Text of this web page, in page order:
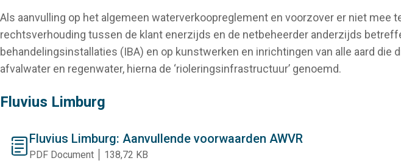
Als aanvulling op het algemeen waterverkoopreglement en voorzover er niet mee
rechtsverhouding tussen de klant enerzijds en de netbeheerder anderzijds
behandelingsinstallaties (IBA) en op kunstwerken en inrichtingen van alle aard die
afvalwater en regenwater, hierna de ‘rioleringsinfrastructuur’ genoemd.
Fluvius Limburg
document Fluvius Limburg: Aanvullende voorwaarden AWVR
PDF Document 138,72 KB